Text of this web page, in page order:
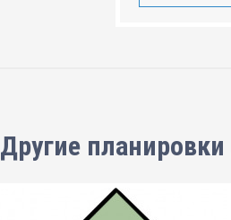
Другие планировки